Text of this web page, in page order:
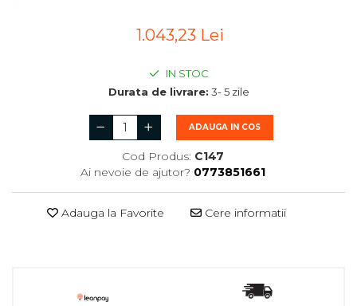
1.043,23 Lei
IN STOC
Durata de livrare: 3- 5 zile
ADAUGA IN COS
Cod Produs: C147
Ai nevoie de ajutor? 0773851661
Adauga la Favorite Cere informatii